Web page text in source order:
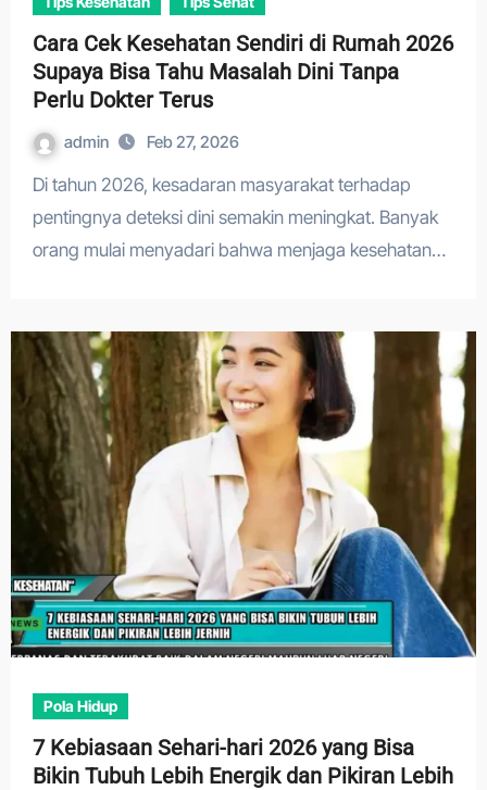
Cara Cek Kesehatan Sendiri di Rumah 2026
Supaya Bisa Tahu Masalah Dini Tanpa
Perlu Dokter Terus
admin Feb 27, 2026
Di tahun 2026, kesadaran masyarakat terhadap
pentingnya deteksi dini semakin meningkat. Banyak
orang mulai menyadari bahwa menjaga kesehatan…
Pola Hidup
7 Kebiasaan Sehari-hari 2026 yang Bisa
Bikin Tubuh Lebih Energik dan Pikiran Lebih